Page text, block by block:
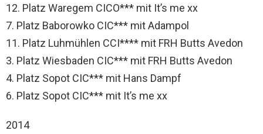
12. Platz Waregem CICO*** mit It’s me xx
7. Platz Baborowko CIC*** mit Adampol
11. Platz Luhmühlen CCI**** mit FRH Butts Avedon
3. Platz Wiesbaden CIC*** mit FRH Butts Avedon
4. Platz Sopot CIC*** mit Hans Dampf
6. Platz Sopot CIC*** mit It’s me xx
2014